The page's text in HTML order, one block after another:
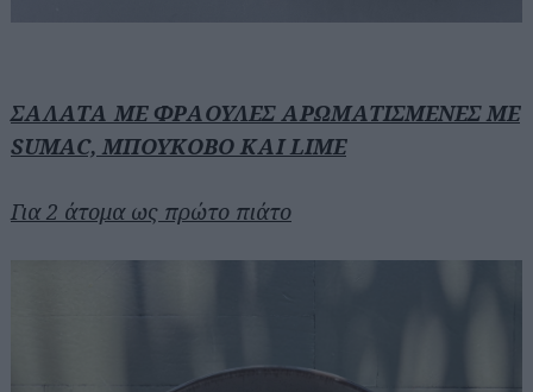
ΣΑΛΑΤΑ ΜΕ ΦΡΑΟΥΛΕΣ ΑΡΩΜΑΤΙΣΜΕΝΕΣ ΜΕ
SUMAC, ΜΠΟΥΚΟΒΟ ΚΑΙ LIME
Για 2 άτομα ως πρώτο πιάτο